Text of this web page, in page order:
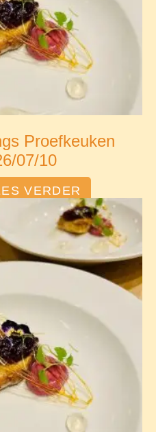
Proefkeuken
07/10
VERDER